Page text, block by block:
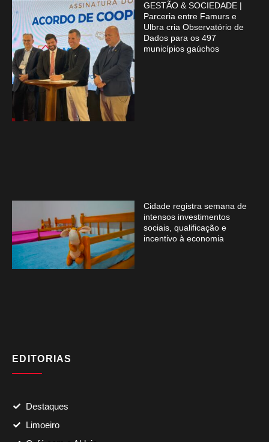
GESTÃO & SOCIEDADE |
Parceria entre Famurs e
Ulbra cria Observatório de
Dados para os 497
municípios gaúchos
Cidade registra semana de
intensos investimentos
sociais, qualificação e
incentivo à economia
EDITORIAS
Destaques
Limoeiro